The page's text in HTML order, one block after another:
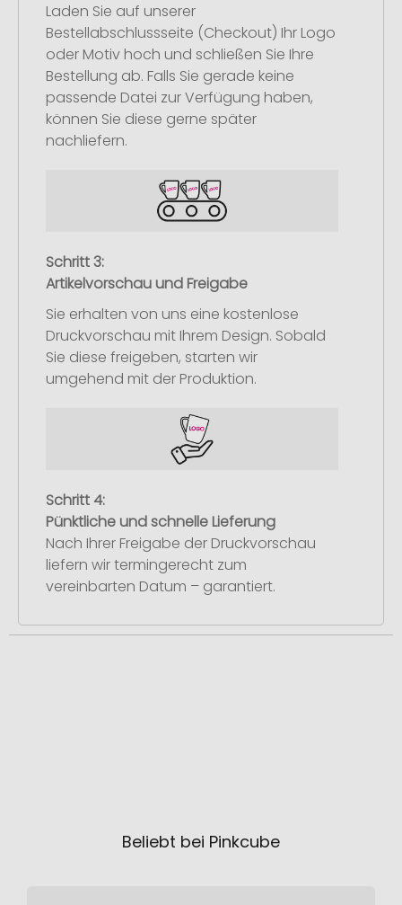
Laden Sie auf unserer
Bestellabschlussseite (Checkout) Ihr Logo
oder Motiv hoch und schließen Sie Ihre
Bestellung ab. Falls Sie gerade keine
passende Datei zur Verfügung haben,
können Sie diese gerne später
nachliefern.
Schritt 3:
Artikelvorschau und Freigabe
Sie erhalten von uns eine kostenlose
Druckvorschau mit Ihrem Design. Sobald
Sie diese freigeben, starten wir
umgehend mit der Produktion.
Schritt 4:
Pünktliche und schnelle Lieferung
Nach Ihrer Freigabe der Druckvorschau
liefern wir termingerecht zum
vereinbarten Datum – garantiert.
Beliebt bei Pinkcube